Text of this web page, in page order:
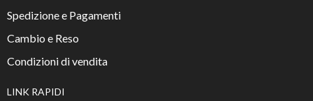
Spedizione e Pagamenti
Cambio e Reso
Condizioni di vendita
LINK RAPIDI